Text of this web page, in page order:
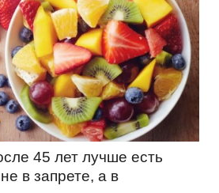
45 лет лучше есть
в запрете, а в